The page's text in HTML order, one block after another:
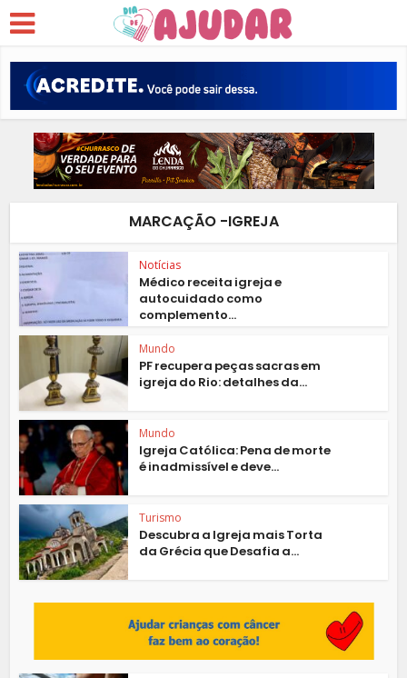
MARCAÇÃO -IGREJA
Notícias
Médico receita igreja e
autocuidado como
complemento...
Mundo
PF recupera peças sacras em
igreja do Rio: detalhes da...
Mundo
Igreja Católica: Pena de morte
é inadmissível e deve...
Turismo
Descubra a Igreja mais Torta
da Grécia que Desafia a...